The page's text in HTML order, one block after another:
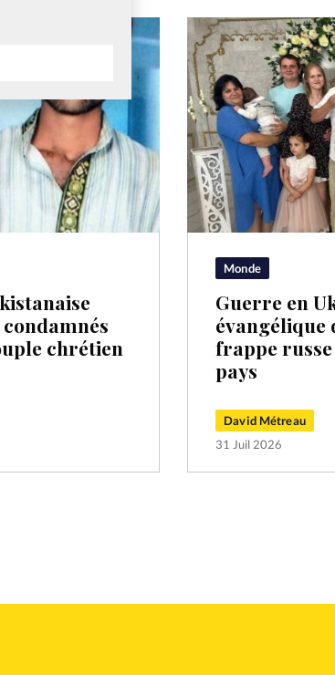
chrétien
Monde
Guerre en
évangélique
frappe
pays
David Métreau
31 Juil 2026